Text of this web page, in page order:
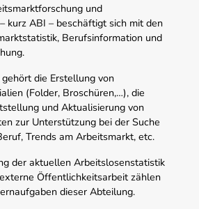
und
kurz ABI – beschäftigt sich mit den
Berufsinformation und
die Erstellung von
(Folder, Broschüren,…), die
und Aktualisierung von
zur Unterstützung bei der Suche
Trends am Arbeitsmarkt, etc.
der aktuellen Arbeitslosenstatistik
Öffentlichkeitsarbeit zählen
dieser Abteilung.